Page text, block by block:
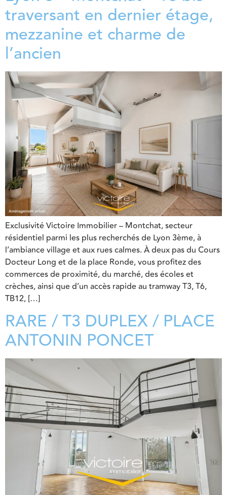
traversant en dernier étage,
mezzanine et charme de
l’ancien
Exclusivité Victoire Immobilier – Montchat, secteur
résidentiel parmi les plus recherchés de Lyon 3ème, à
l’ambiance village et aux rues calmes. À deux pas du Cours
Docteur Long et de la place Ronde, vous profitez des
commerces de proximité, du marché, des écoles et
crèches, ainsi que d’un accès rapide au tramway T3, T6,
TB12, […]
RARE / T3 DUPLEX / PLACE
ANTONIN PONCET